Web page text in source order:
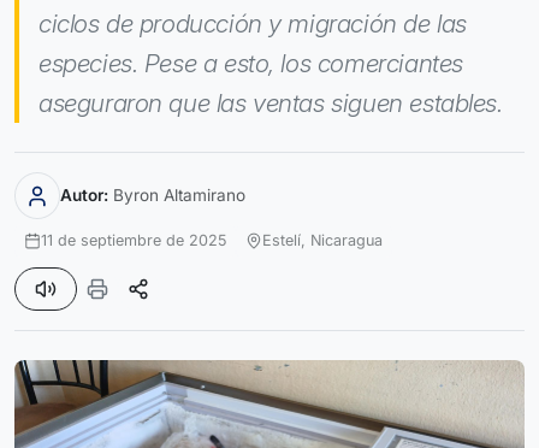
ciclos de producción y migración de las
especies. Pese a esto, los comerciantes
aseguraron que las ventas siguen estables.
Autor: Byron Altamirano
11 de septiembre de 2025 Estelí, Nicaragua